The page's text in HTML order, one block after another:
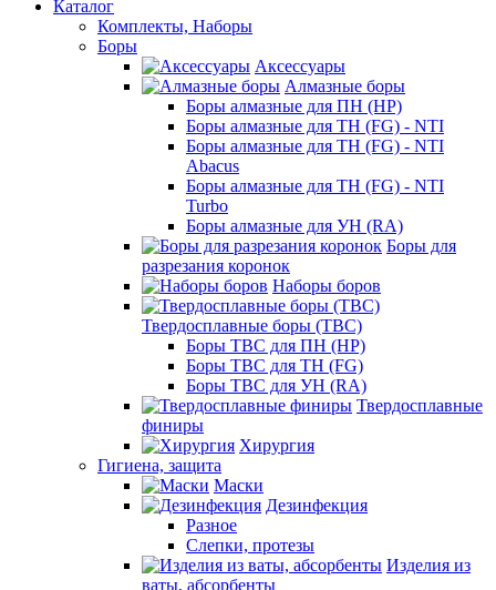
Каталог
Комплекты, Наборы
Боры
Аксессуары
Алмазные боры
Боры алмазные для ПН (HP)
Боры алмазные для ТН (FG) - NTI
Боры алмазные для ТН (FG) - NTI
Abacus
Боры алмазные для ТН (FG) - NTI
Turbo
Боры алмазные для УН (RA)
Боры для
разрезания коронок
Наборы боров
Твердосплавные боры (ТВС)
Боры ТВС для ПН (HP)
Боры ТВС для ТН (FG)
Боры ТВС для УН (RA)
Твердосплавные
финиры
Хирургия
Гигиена, защита
Маски
Дезинфекция
Разное
Слепки, протезы
Изделия из
ваты, абсорбенты